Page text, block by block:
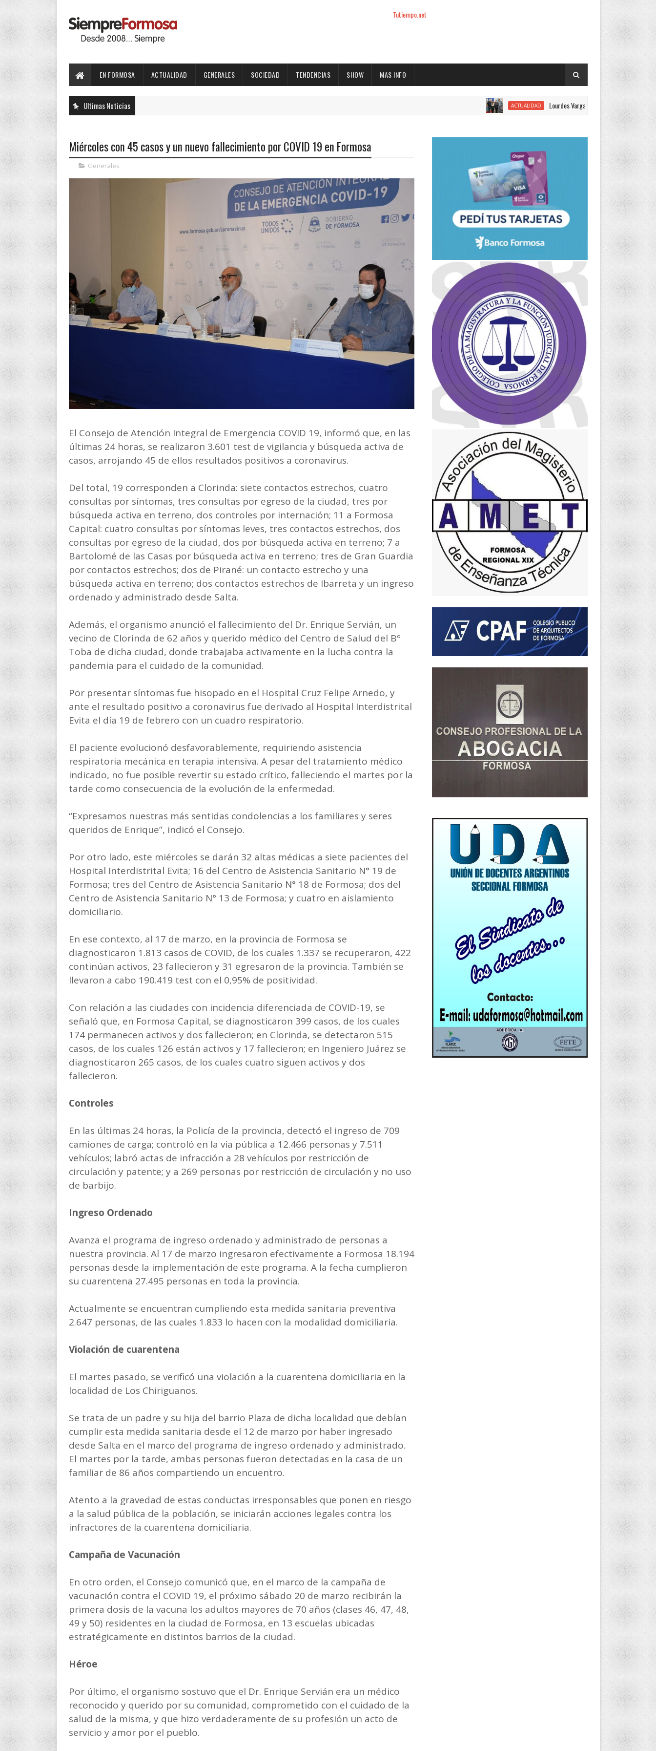
Tutiempo.net
EN FORMOSA ACTUALIDAD GENERALES SOCIEDAD TENDENCIAS SHOW MAS INFO
Ultimas Noticias ACTUALIDAD Lourdes Vargas juró como concejal por el Justicialismo
Miércoles con 45 casos y un nuevo fallecimiento por COVID 19 en Formosa
Generales
El Consejo de Atención Integral de Emergencia COVID 19, informó que, en las
últimas 24 horas, se realizaron 3.601 test de vigilancia y búsqueda activa de
casos, arrojando 45 de ellos resultados positivos a coronavirus.
Del total, 19 corresponden a Clorinda: siete contactos estrechos, cuatro
consultas por síntomas, tres consultas por egreso de la ciudad, tres por
búsqueda activa en terreno, dos controles por internación; 11 a Formosa
Capital: cuatro consultas por síntomas leves, tres contactos estrechos, dos
consultas por egreso de la ciudad, dos por búsqueda activa en terreno; 7 a
Bartolomé de las Casas por búsqueda activa en terreno; tres de Gran Guardia
por contactos estrechos; dos de Pirané: un contacto estrecho y una
búsqueda activa en terreno; dos contactos estrechos de Ibarreta y un ingreso
ordenado y administrado desde Salta.
Además, el organismo anunció el fallecimiento del Dr. Enrique Servián, un
vecino de Clorinda de 62 años y querido médico del Centro de Salud del Bº
Toba de dicha ciudad, donde trabajaba activamente en la lucha contra la
pandemia para el cuidado de la comunidad.
Por presentar síntomas fue hisopado en el Hospital Cruz Felipe Arnedo, y
ante el resultado positivo a coronavirus fue derivado al Hospital Interdistrital
Evita el día 19 de febrero con un cuadro respiratorio.
El paciente evolucionó desfavorablemente, requiriendo asistencia
respiratoria mecánica en terapia intensiva. A pesar del tratamiento médico
indicado, no fue posible revertir su estado crítico, falleciendo el martes por la
tarde como consecuencia de la evolución de la enfermedad.
“Expresamos nuestras más sentidas condolencias a los familiares y seres
queridos de Enrique”, indicó el Consejo.
Por otro lado, este miércoles se darán 32 altas médicas a siete pacientes del
Hospital Interdistrital Evita; 16 del Centro de Asistencia Sanitario N° 19 de
Formosa; tres del Centro de Asistencia Sanitario N° 18 de Formosa; dos del
Centro de Asistencia Sanitario N° 13 de Formosa; y cuatro en aislamiento
domiciliario.
En ese contexto, al 17 de marzo, en la provincia de Formosa se
diagnosticaron 1.813 casos de COVID, de los cuales 1.337 se recuperaron, 422
continúan activos, 23 fallecieron y 31 egresaron de la provincia. También se
llevaron a cabo 190.419 test con el 0,95% de positividad.
Con relación a las ciudades con incidencia diferenciada de COVID-19, se
señaló que, en Formosa Capital, se diagnosticaron 399 casos, de los cuales
174 permanecen activos y dos fallecieron; en Clorinda, se detectaron 515
casos, de los cuales 126 están activos y 17 fallecieron; en Ingeniero Juárez se
diagnosticaron 265 casos, de los cuales cuatro siguen activos y dos
fallecieron.
Controles
En las últimas 24 horas, la Policía de la provincia, detectó el ingreso de 709
camiones de carga; controló en la vía pública a 12.466 personas y 7.511
vehículos; labró actas de infracción a 28 vehículos por restricción de
circulación y patente; y a 269 personas por restricción de circulación y no uso
de barbijo.
Ingreso Ordenado
Avanza el programa de ingreso ordenado y administrado de personas a
nuestra provincia. Al 17 de marzo ingresaron efectivamente a Formosa 18.194
personas desde la implementación de este programa. A la fecha cumplieron
su cuarentena 27.495 personas en toda la provincia.
Actualmente se encuentran cumpliendo esta medida sanitaria preventiva
2.647 personas, de las cuales 1.833 lo hacen con la modalidad domiciliaria.
Violación de cuarentena
El martes pasado, se verificó una violación a la cuarentena domiciliaria en la
localidad de Los Chiriguanos.
Se trata de un padre y su hija del barrio Plaza de dicha localidad que debían
cumplir esta medida sanitaria desde el 12 de marzo por haber ingresado
desde Salta en el marco del programa de ingreso ordenado y administrado.
El martes por la tarde, ambas personas fueron detectadas en la casa de un
familiar de 86 años compartiendo un encuentro.
Atento a la gravedad de estas conductas irresponsables que ponen en riesgo
a la salud pública de la población, se iniciarán acciones legales contra los
infractores de la cuarentena domiciliaria.
Campaña de Vacunación
En otro orden, el Consejo comunicó que, en el marco de la campaña de
vacunación contra el COVID 19, el próximo sábado 20 de marzo recibirán la
primera dosis de la vacuna los adultos mayores de 70 años (clases 46, 47, 48,
49 y 50) residentes en la ciudad de Formosa, en 13 escuelas ubicadas
estratégicamente en distintos barrios de la ciudad.
Héroe
Por último, el organismo sostuvo que el Dr. Enrique Servián era un médico
reconocido y querido por su comunidad, comprometido con el cuidado de la
salud de la misma, y que hizo verdaderamente de su profesión un acto de
servicio y amor por el pueblo.